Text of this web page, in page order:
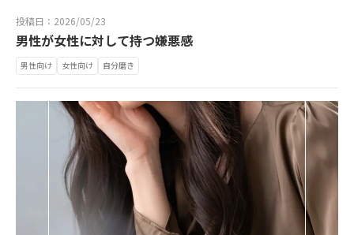
投稿日：2026/05/23
男性が女性に対して持つ嫌悪感
男性向け 女性向け 自分磨き